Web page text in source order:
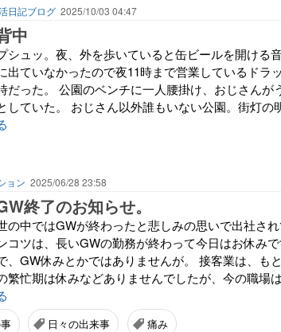
日記ブログ 2025/10/03 04:47
中
シュッ。夜、外を歩いていると缶ビールを開ける
出ていなかったので夜11時まで営業しているドラ
だった。 公園のベンチに一人腰掛け、おじさんが
していた。 おじさん以外誰もいない公園。街灯の
ョン 2025/06/28 23:58
終了のお知らせ。
の中ではGWが終わったと悲しみの思いで出社さ
コツは、長いGWの勤務が終わって今日はお休み
、GW休みとかではありませんが。 接客業は、も
繁忙期は休みなどありませんでしたが、今の職場
日々の出来事 痛み